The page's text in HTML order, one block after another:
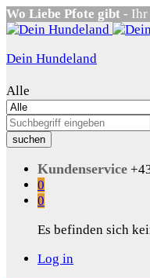
Wo Liebe Pfote gibt - Ihr
Dein Hundeland
Alle
suchen
Kundenservice
0
0
Es befinden sich
Log in